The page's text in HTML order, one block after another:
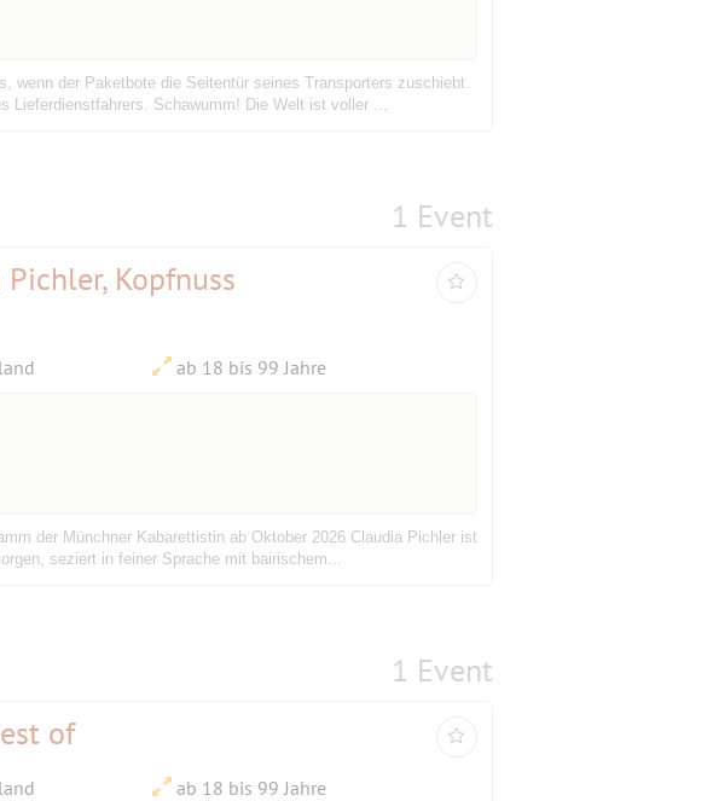
der Paketbote die Seitentür seines Transporters zuschiebt.
Lieferdienstfahrers. Schawumm! Die Welt ist voller ...
1 Event
Kopfnuss
ab 18 bis 99 Jahre
der Münchner Kabarettistin ab Oktober 2026 Claudia Pichler ist
seziert in feiner Sprache mit bairischem...
1 Event
of
ab 18 bis 99 Jahre